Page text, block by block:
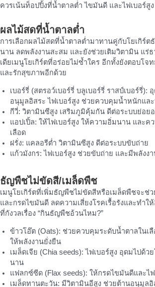
ควรเน้นท็อปปิ้งที่น้ำตาลต่ำ ไขมันดี และไฟเบอร์สูง
ผลไม้สดที่น้ำตาลต่ำ
การเลือกผลไม้สดที่น้ำตาลต่ำมาทานคู่กับโยเกิร์
นาน ลดพลังงานสะสม และยังช่วยเติมวิตามิน แร่ธ
เดียเมนูโยเกิร์ตที่อร่อยไม่ซ้ำใคร อีกทั้งยังตอบโ
และรักสุขภาพอีกด้วย
เบอร์รี่ (สตรอว์เบอร์รี่ บลูเบอร์รี่ ราสป์เบอร์รี่):
อนุมูลอิสระ ไฟเบอร์สูง ช่วยควบคุมน้ำหนักและ
กีวี่: วิตามินซีสูง เสริมภูมิคุ้มกัน ดีต่อระบบย่อย
แอปเปิ้ล: ให้ไฟเบอร์สูง ให้ความอิ่มนาน และค
เลือด
ฝรั่ง: แคลอรีต่ำ วิตามินซีสูง ดีต่อระบบขับถ่าย
แก้วมังกร: ไฟเบอร์สูง ช่วยขับถ่าย และมีพลังง
ธัญพืชไม่ขัดสี/เมล็ดพืช
เมนูโยเกิร์ตที่เพิ่มธัญพืชไม่ขัดสีหรือเมล็ดพืชจะช่ว
และกรดไขมันดี ลดความเสี่ยงโรคเรื้อรังและทำ
ที่กังวลเรื่อง “กินธัญพืชอ้วนไหม?”
ข้าวโอ๊ต (Oats): ช่วยควบคุมระดับน้ำตาลในเลื
ให้พลังงานยั่งยืน
เมล็ดเจีย (Chia seeds): ไฟเบอร์สูง อุดมไปด้ว
นาน
แฟลกซ์ซีด (Flax seeds): ให้กรดไขมันดีและไฟ
เมล็ดทานตะวัน: มีวิตามินอีสูง ช่วยต้านอนุมูลอิ